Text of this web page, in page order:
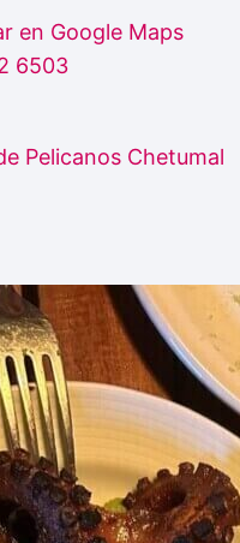
en Google Maps
6503
Pelicanos Chetumal